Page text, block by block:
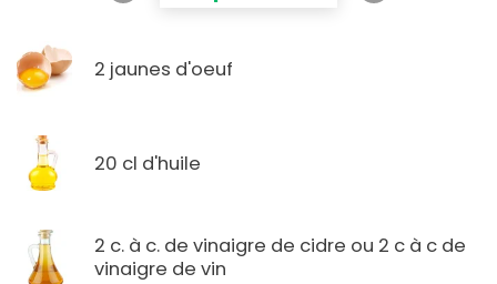
2 jaunes d'oeuf
20 cl d'huile
2 c. à c. de vinaigre de cidre ou 2 c à c de
vinaigre de vin